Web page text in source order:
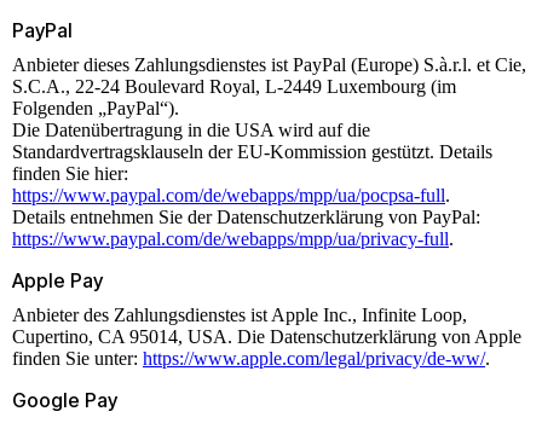
PayPal
Anbieter dieses Zahlungsdienstes ist PayPal (Europe) S.à.r.l. et Cie,
S.C.A., 22-24 Boulevard Royal, L-2449 Luxembourg (im
Folgenden „PayPal“).
Die Datenübertragung in die USA wird auf die
Standardvertragsklauseln der EU-Kommission gestützt. Details
finden Sie hier:
https://www.paypal.com/de/webapps/mpp/ua/pocpsa-full.
Details entnehmen Sie der Datenschutzerklärung von PayPal:
https://www.paypal.com/de/webapps/mpp/ua/privacy-full.
Apple Pay
Anbieter des Zahlungsdienstes ist Apple Inc., Infinite Loop,
Cupertino, CA 95014, USA. Die Datenschutzerklärung von Apple
finden Sie unter: https://www.apple.com/legal/privacy/de-ww/.
Google Pay